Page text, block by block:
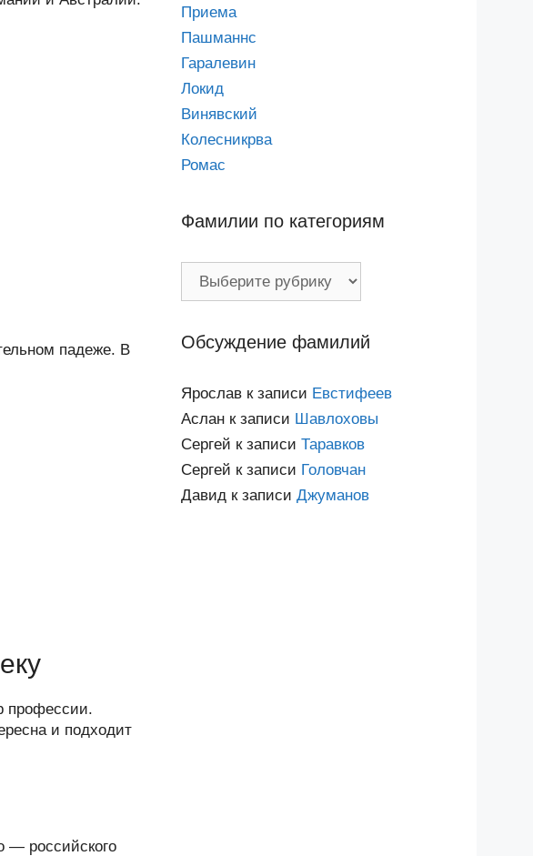
падеже. В
профессии.
и подходит
— российского
Приема
Пашманнс
Гаралевин
Локид
Винявский
Колесникрва
Ромас
Фамилии по категориям
Обсуждение фамилий
Ярослав к записи Евстифеев
Аслан к записи Шавлоховы
Сергей к записи Таравков
Сергей к записи Головчан
Давид к записи Джуманов